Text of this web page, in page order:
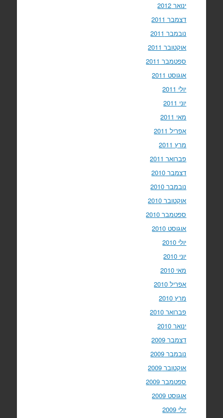
ינואר 2012
דצמבר 2011
נובמבר 2011
אוקטובר 2011
ספטמבר 2011
אוגוסט 2011
יולי 2011
יוני 2011
מאי 2011
אפריל 2011
מרץ 2011
פברואר 2011
דצמבר 2010
נובמבר 2010
אוקטובר 2010
ספטמבר 2010
אוגוסט 2010
יולי 2010
יוני 2010
מאי 2010
אפריל 2010
מרץ 2010
פברואר 2010
ינואר 2010
דצמבר 2009
נובמבר 2009
אוקטובר 2009
ספטמבר 2009
אוגוסט 2009
יולי 2009